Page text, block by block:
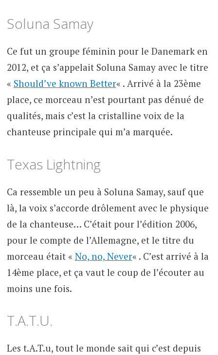
Soluna Samay
Ce fut un groupe féminin pour le Danemark en
2012, et ça s’appelait Soluna Samay avec le titre
« Should’ve known Better« . Arrivé à la 23ème
place, ce morceau n’est pourtant pas dénué de
qualités, mais c’est la cristalline voix de la
chanteuse principale qui m’a marquée.
Texas Lightning
Ca ressemble un peu à Soluna Samay, sauf que
là, la voix s’accorde drôlement avec le physique
de la chanteuse… C’était pour l’édition 2006,
pour le compte de l’Allemagne, et le titre du
morceau était « No, no, Never« . C’est arrivé à la
14ème place, et ça vaut le coup de l’écouter au
moins une fois.
T.A.T.U.
Les t.A.T.u, tout le monde sait qui c’est depuis